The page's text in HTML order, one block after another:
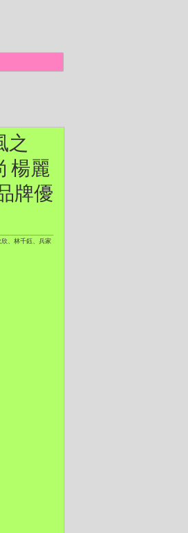
之
楊麗
牌優
、林千鈺、兵家